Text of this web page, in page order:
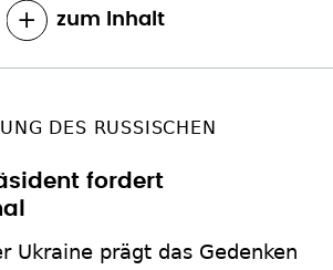
zum Inhalt
fordert
Ukraine prägt das Gedenken
Dabei würdigt der